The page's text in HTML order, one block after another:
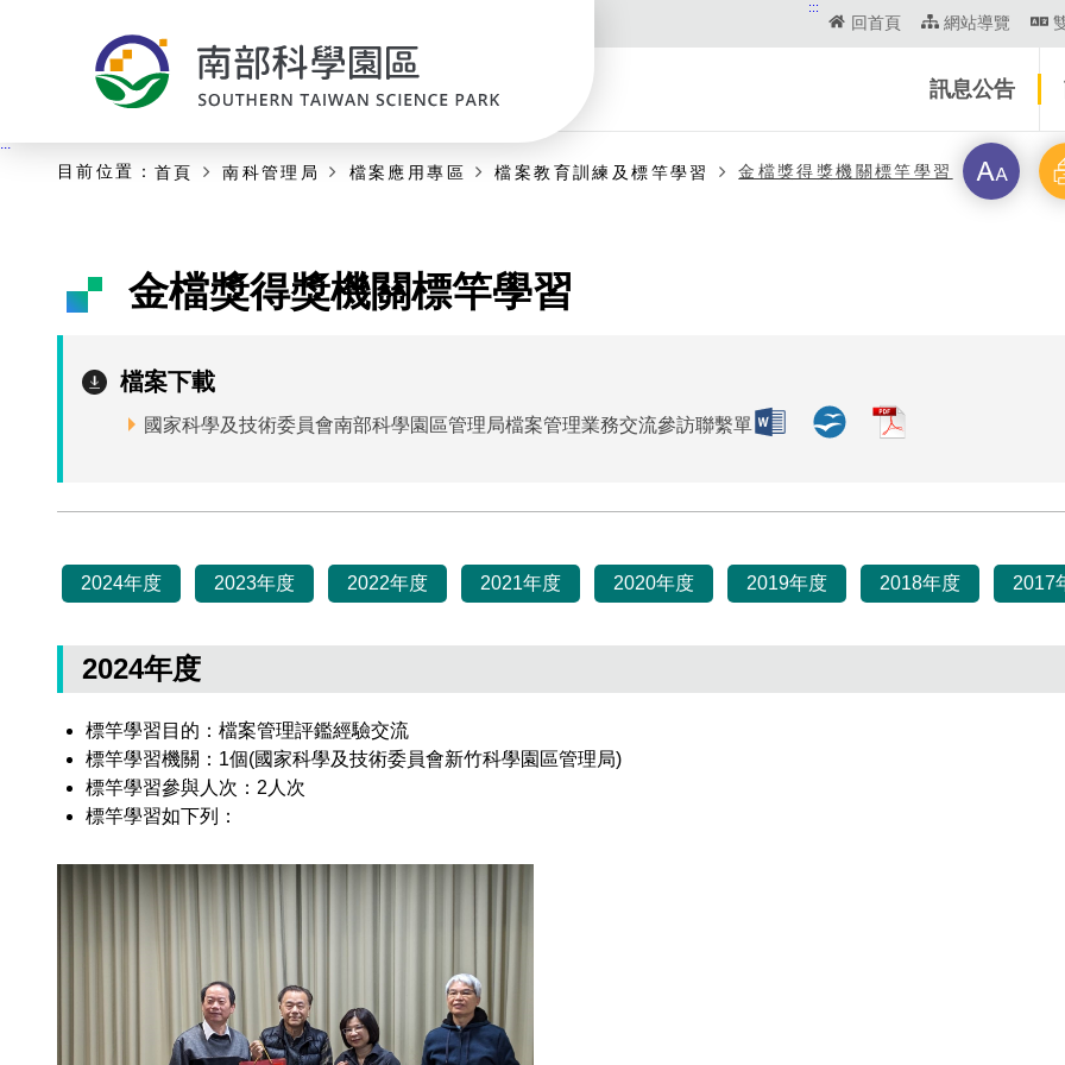
:::
回首頁 網站導覽
訊息公告
主要內容開始
:::
目前位置： 首頁 南科管理局 檔案應用專區 檔案教育訓練及標竿學習 金檔獎得獎機關標竿學習 字 列
金檔獎得獎機關標竿學習
檔案下載
國家科學及技術委員會南部科學園區管理局檔案管理業務交流參訪聯繫單
2024年度 2023年度 2022年度 2021年度 2020年度 2019年度 2018年度 2017
2024年度
標竿學習目的：檔案管理評鑑經驗交流
標竿學習機關：1個(國家科學及技術委員會新竹科學園區管理局)
標竿學習參與人次：2人次
標竿學習如下列：